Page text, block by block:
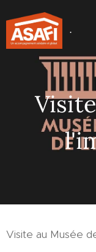
.
Visite au Musée